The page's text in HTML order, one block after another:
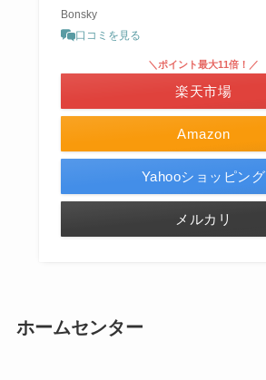
Bonsky
口コミを見る
Amazon
＼ポイント最大11倍！／
楽天市場
Yahooショッピング
メルカリ
ホームセンター